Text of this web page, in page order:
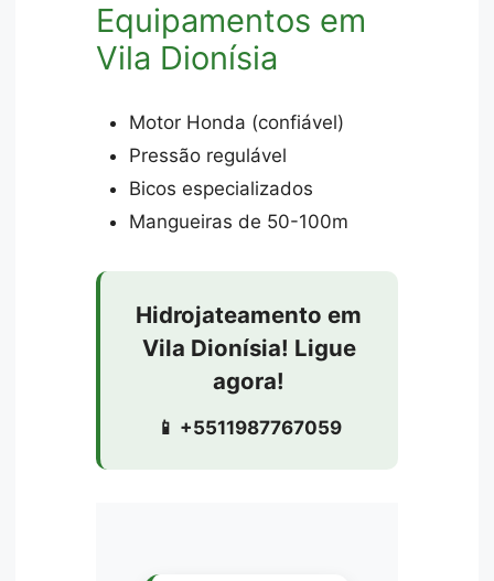
Equipamentos em
Vila Dionísia
Motor Honda (confiável)
Pressão regulável
Bicos especializados
Mangueiras de 50-100m
Hidrojateamento em
Vila Dionísia! Ligue
agora!
📱 +5511987767059